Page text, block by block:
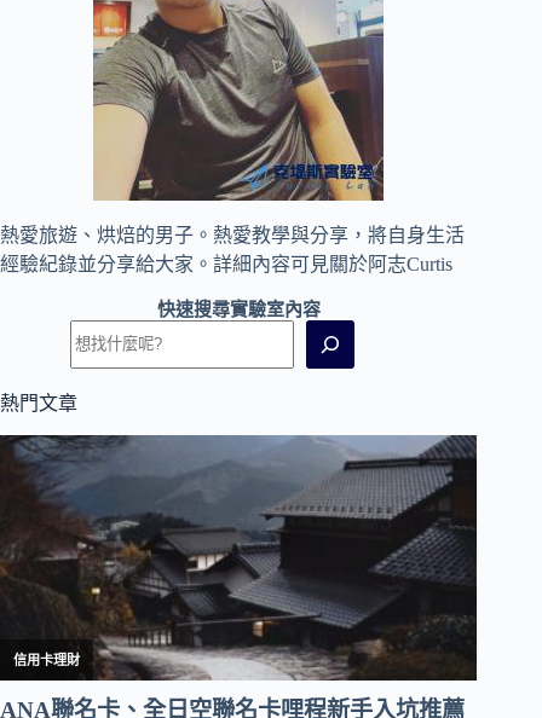
熱愛旅遊、烘焙的男子。熱愛教學與分享，將自身生活
經驗紀錄並分享給大家。詳細內容可見關於阿志Curtis
快速搜尋實驗室內容
熱門文章